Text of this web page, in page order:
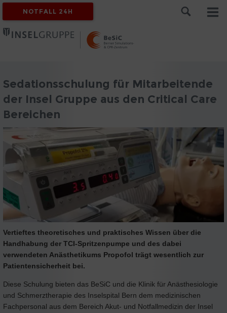
NOTFALL 24H
Sedationsschulung für Mitarbeitende
der Insel Gruppe aus den Critical Care
Bereichen
Vertieftes theoretisches und praktisches Wissen über die
Handhabung der TCI-Spritzenpumpe und des dabei
verwendeten Anästhetikums Propofol trägt wesentlich zur
Patientensicherheit bei.
Diese Schulung bieten das BeSiC und die Klinik für Anästhesiologie
und Schmerztherapie des Inselspital Bern dem medizinischen
Fachpersonal aus dem Bereich Akut- und Notfallmedizin der Insel